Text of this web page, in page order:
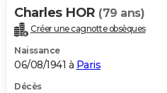
Charles HOR (79 ans)
Créer une cagnotte obsèques
Naissance
06/08/1941 à Paris
Décès